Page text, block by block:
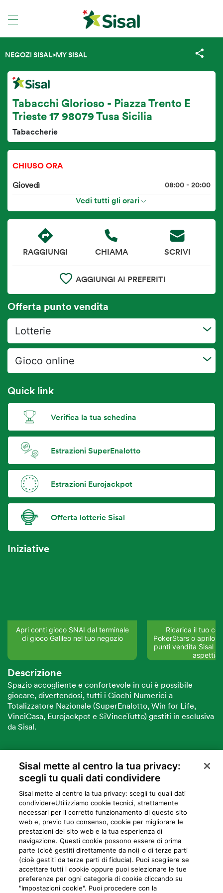
NEGOZI SISAL>MY SISAL
Tabacchi Glorioso - Piazza Trento E
Trieste 17 98079 Tusa Sicilia
Tabaccherie
CHIUSO ORA
Giovedì
08:00 - 20:00
Vedi tutti gli orari
Offerta punto vendita
Lotterie
Gioco online
Quick link
Verifica la tua schedina
Estrazioni SuperEnalotto
Estrazioni Eurojackpot
Offerta lotterie Sisal
Iniziative
Apri conti gioco SNAI dal terminale
di gioco Galileo nel tuo negozio
Ricarica il tuo
PokerStars o aprilo
punti vendita Sisal
Descrizione
Spazio accogliente e confortevole in cui è possibile
giocare, divertendosi, tutti i Giochi Numerici a
Totalizzatore Nazionale (SuperEnalotto, Win for Life,
VinciCasa, Eurojackpot e SiVinceTutto) gestiti in esclusiva
da Sisal.
VUOI DIVENTARE PARTNER SISAL?
RAGGIUNGI CHIAMA SCRIVI
AGGIUNGI AI PREFERITI
Privacy Cookie Mappa del sito Preferiti Iniziative
Programma
fedeltà
Sisal mette al centro la tua privacy:
scegli tu quali dati condividere
Sisal mette al centro la tua privacy: scegli tu quali dati
condividere​Utilizziamo cookie tecnici, strettamente
necessari per il corretto funzionamento di questo sito
web e, previo tuo consenso, cookie per migliorare le
prestazioni del sito web e la tua esperienza di
navigazione. Questi cookie possono essere di prima
parte (cioè gestiti direttamente da noi) o di terze parti
(cioè gestiti da terze parti di fiducia). Puoi scegliere se
accettare tutti i cookie oppure puoi selezionare le tue
preferenze per ogni categoria di cookie cliccando su
"Impostazioni cookie". Puoi procedere con la